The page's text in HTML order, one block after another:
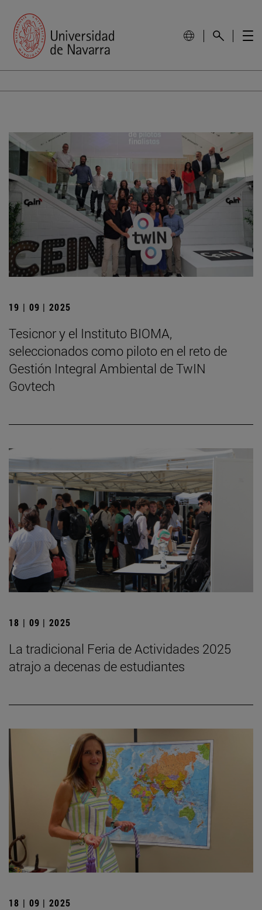
19 | 09 | 2025
Tesicnor y el Instituto BIOMA,
seleccionados como piloto en el reto de
Gestión Integral Ambiental de TwIN
Govtech
18 | 09 | 2025
La tradicional Feria de Actividades 2025
atrajo a decenas de estudiantes
18 | 09 | 2025